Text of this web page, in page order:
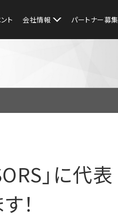
ト 会社情報 パートナー募集
」に代表
！